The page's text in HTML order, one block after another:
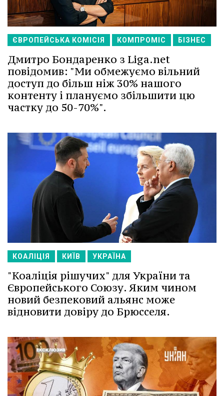
ЄВРОПЕЙСЬКА КОМІСІЯ КОМПРОМІС БІЗНЕС
Дмитро Бондаренко з Liga.net
повідомив: "Ми обмежуємо вільний
доступ до більш ніж 30% нашого
контенту і плануємо збільшити цю
частку до 50-70%".
КОАЛІЦІЯ КИЇВ УКРАЇНА
"Коаліція рішучих" для України та
Європейського Союзу. Яким чином
новий безпековий альянс може
відновити довіру до Брюсселя.